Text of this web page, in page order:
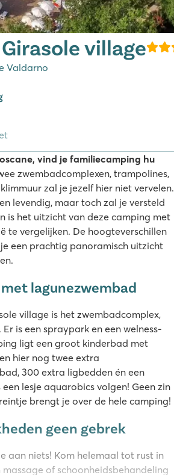
village
Valdarno
vind je familiecamping hu
zwembadcomplexen, trampolines,
zal je jezelf hier niet vervelen.
levendig, maar toch zal je versteld
is het uitzicht van deze camping met
te vergelijken. De hoogteverschillen
een prachtig panoramisch uitzicht
lagunezwembad
village is het zwembadcomplex,
is een spraypark en een welness-
ligt een groot kinderbad met
hier nog twee extra
300 extra ligbedden én een
lesje aquarobics volgen! Geen zin
brengt je over de hele camping!
geen gebrek
aan niets! Kom helemaal tot rust in
of schoonheidsbehandeling